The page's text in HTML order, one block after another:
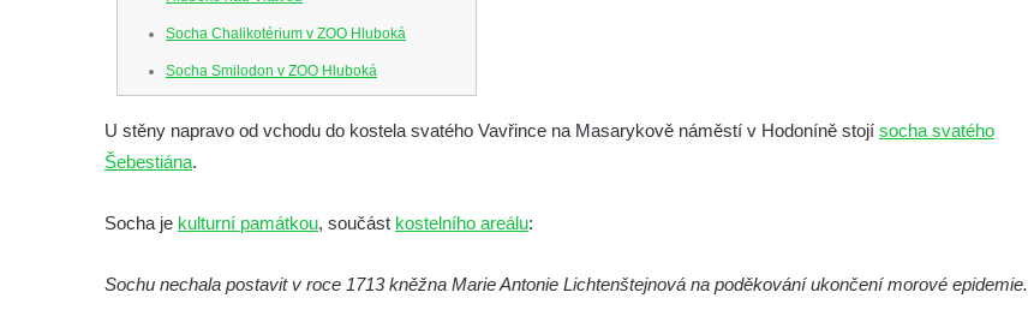
Socha Chalikotérium v ZOO Hluboká
Socha Smilodon v ZOO Hluboká
Socha Koroun bezzubý v ZOO Hluboká
Socha Medvěd jeskynní v ZOO Hluboká
Socha Mamut srstnatý v ZOO Hluboká
U stěny napravo od vchodu do kostela svatého Vavřince na Masarykově náměstí v Hodoníně stojí socha svatého
Šebestiána.
Socha je kulturní památkou, součást kostelního areálu:
Sochu nechala postavit v roce 1713 kněžna Marie Antonie Lichtenštejnová na poděkování ukončení morové epidemie.